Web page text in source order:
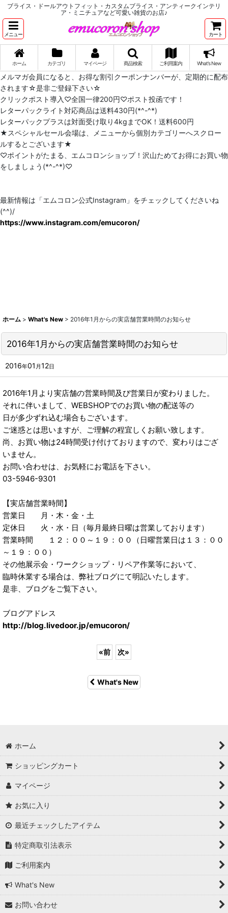
ブライス・ドールアウトフィット・カスタムブライス・アンティークインテリ
ア・ミニチュアなど可愛い雑貨のお店♪
メニュー カート
ホーム カテゴリ マイページ 商品検索 ご利用案内 What's New
メルマガ会員になると、お得な割引クーポンナンバーが、定期的に配布
されます☆是非ご登録下さい☆
クリックポスト導入♡全国一律200円♡ポスト投函です！
レターパックライト対応商品は送料430円(*^-^*)
レターパックプラスは対面受け取り4kgまでOK！送料600円
★スペシャルセール会場は、メニューから個別カテゴリーへスクロー
ルするとございます★
♡ポイントがたまる、エムコロンショップ！沢山ためてお得にお買い物
をしましょう(*^-^*)♡
最新情報は「エムコロン公式Instagram」をチェックしてくださいね
(^^)/
https://www.instagram.com/emucoron/
ホーム > What's New > 2016年1月からの実店舗営業時間のお知らせ
2016年1月からの実店舗営業時間のお知らせ
2016年01 月12日
2016年1月より実店舗の営業時間及び営業日が変わりました。
それに伴いまして、WEBSHOPでのお買い物の配送等の
日が多少ずれ込む場合もございます。
ご迷惑とは思いますが、ご理解の程宜しくお願い致します。
尚、お買い物は24時間受け付けておりますので、変わりはござ
いません。
お問い合わせは、お気軽にお電話を下さい。
03-5946-9301
【実店舗営業時間】
営業日 月・木・金・土
定休日 火・水・日（毎月最終日曜は営業しております）
営業時間 １２：００～１９：００（日曜営業日は１３：００
～１９：００）
その他展示会・ワークショップ・リペア作業等において、
臨時休業する場合は、弊社ブログにて明記いたします。
是非、ブログをご覧下さい。
ブログアドレス
http://blog.livedoor.jp/emucoron/
«前 次»
What's New
ホーム
ショッピングカート
マイページ
お気に入り
最近チェックしたアイテム
特定商取引法表示
ご利用案内
What's New
お問い合わせ